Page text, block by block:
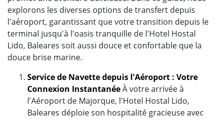
explorons les diverses options de transfert depuis
l'aéroport, garantissant que votre transition depuis le
terminal jusqu'à l'oasis tranquille de l'Hotel Hostal
Lido, Baleares soit aussi douce et confortable que la
douce brise marine.
Service de Navette depuis l'Aéroport : Votre
Connexion InstantanéeÀ votre arrivée à
l'Aéroport de Majorque, l'Hotel Hostal Lido,
Baleares déploie son hospitalité gracieuse avec